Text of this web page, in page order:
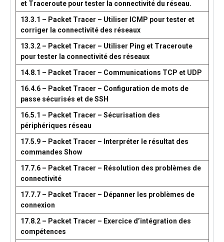
et Traceroute pour tester la connectivité du réseau.
13.3.1 – Packet Tracer – Utiliser ICMP pour tester et
corriger la connectivité des réseaux
13.3.2 – Packet Tracer – Utiliser Ping et Traceroute
pour tester la connectivité des réseaux
14.8.1 – Packet Tracer – Communications TCP et UDP
16.4.6 – Packet Tracer – Configuration de mots de
passe sécurisés et de SSH
16.5.1 – Packet Tracer – Sécurisation des
périphériques réseau
17.5.9 – Packet Tracer – Interpréter le résultat des
commandes Show
17.7.6 – Packet Tracer – Résolution des problèmes de
connectivité
17.7.7 – Packet Tracer – Dépanner les problèmes de
connexion
17.8.2 – Packet Tracer – Exercice d’intégration des
compétences